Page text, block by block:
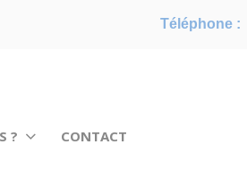
Téléphone :
? CONTACT